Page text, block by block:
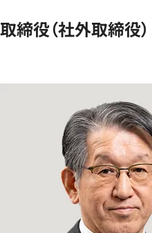
取締役（社外取締役）